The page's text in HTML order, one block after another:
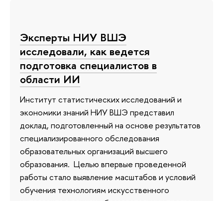
Эксперты НИУ ВШЭ
исследовали, как ведется
подготовка специалистов в
области ИИ
Институт статистических исследований и
экономики знаний НИУ ВШЭ представил
доклад, подготовленный на основе результатов
специализированного обследования
образовательных организаций высшего
образования. Целью впервые проведенной
работы стало выявление масштабов и условий
обучения технологиям искусственного